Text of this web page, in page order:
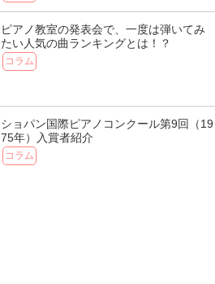
ピアノ教室の発表会で、一度は弾いてみ
たい人気の曲ランキングとは！？
コラム
ショパン国際ピアノコンクール第9回（19
75年）入賞者紹介
コラム